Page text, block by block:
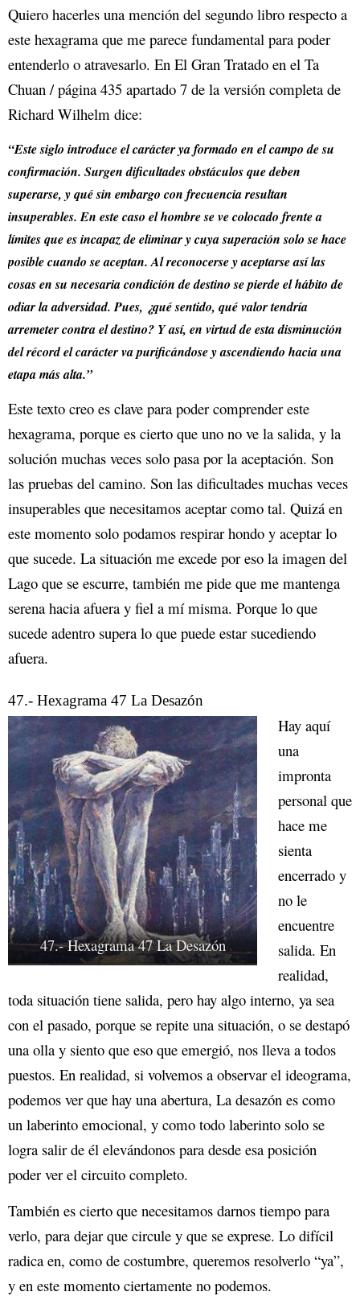
Quiero hacerles una mención del segundo libro respecto a
este hexagrama que me parece fundamental para poder
entenderlo o atravesarlo. En El Gran Tratado en el Ta
Chuan / página 435 apartado 7 de la versión completa de
Richard Wilhelm dice:
“Este siglo introduce el carácter ya formado en el campo de su
confirmación. Surgen dificultades obstáculos que deben
superarse, y qué sin embargo con frecuencia resultan
insuperables. En este caso el hombre se ve colocado frente a
límites que es incapaz de eliminar y cuya superación solo se hace
posible cuando se aceptan. Al reconocerse y aceptarse así las
cosas en su necesaria condición de destino se pierde el hábito de
odiar la adversidad. Pues, ¿qué sentido, qué valor tendría
arremeter contra el destino? Y así, en virtud de esta disminución
del récord el carácter va purificándose y ascendiendo hacia una
etapa más alta.”
Este texto creo es clave para poder comprender este
hexagrama, porque es cierto que uno no ve la salida, y la
solución muchas veces solo pasa por la aceptación. Son
las pruebas del camino. Son las dificultades muchas veces
insuperables que necesitamos aceptar como tal. Quizá en
este momento solo podamos respirar hondo y aceptar lo
que sucede. La situación me excede por eso la imagen del
Lago que se escurre, también me pide que me mantenga
serena hacia afuera y fiel a mí misma. Porque lo que
sucede adentro supera lo que puede estar sucediendo
afuera.
47.- Hexagrama 47 La Desazón
47.- Hexagrama 47 La Desazón
Hay aquí
una
impronta
personal que
hace me
sienta
encerrado y
no le
encuentre
salida. En
realidad,
toda situación tiene salida, pero hay algo interno, ya sea
con el pasado, porque se repite una situación, o se destapó
una olla y siento que eso que emergió, nos lleva a todos
puestos. En realidad, si volvemos a observar el ideograma,
podemos ver que hay una abertura, La desazón es como
un laberinto emocional, y como todo laberinto solo se
logra salir de él elevándonos para desde esa posición
poder ver el circuito completo.
También es cierto que necesitamos darnos tiempo para
verlo, para dejar que circule y que se exprese. Lo difícil
radica en, como de costumbre, queremos resolverlo “ya”,
y en este momento ciertamente no podemos.